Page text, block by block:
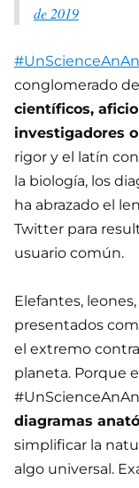
de 2019
conglomerado
científicos,
investigadores
rigor y el latín
la biología, los
ha abrazado el
Twitter para
usuario común.
Elefantes,
presentados
el extremo
planeta. Porque
diagramas
simplificar la
algo universal.